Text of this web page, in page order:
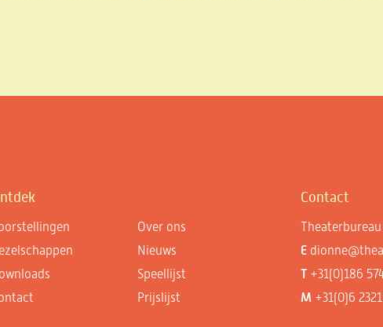
Over ons
Nieuws
Speellijst
Prijslijst
Contact
E
T+31(0)186
M+31(0)6